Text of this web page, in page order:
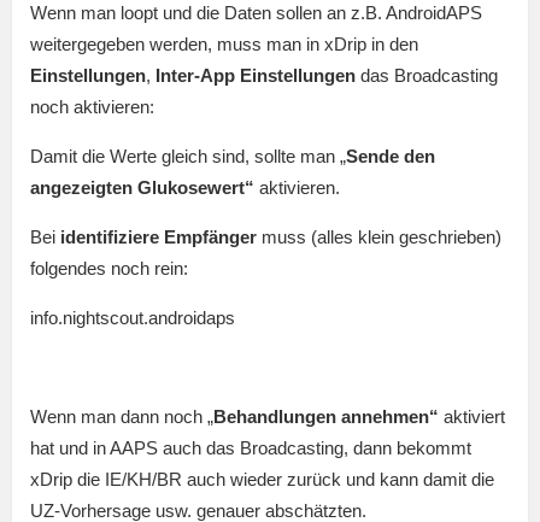
Wenn man loopt und die Daten sollen an z.B. AndroidAPS
weitergegeben werden, muss man in xDrip in den
Einstellungen, Inter-App Einstellungen das Broadcasting
noch aktivieren:
Damit die Werte gleich sind, sollte man „Sende den
angezeigten Glukosewert“ aktivieren.
Bei identifiziere Empfänger muss (alles klein geschrieben)
folgendes noch rein:
info.nightscout.androidaps
Wenn man dann noch „Behandlungen annehmen“ aktiviert
hat und in AAPS auch das Broadcasting, dann bekommt
xDrip die IE/KH/BR auch wieder zurück und kann damit die
UZ-Vorhersage usw. genauer abschätzten.